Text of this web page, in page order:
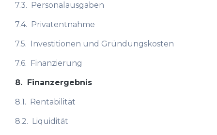
7.3. Personalausgaben
7.4. Privatentnahme
7.5. Investitionen und Gründungskosten
7.6. Finanzierung
8. Finanzergebnis
8.1. Rentabilität
8.2. Liquidität